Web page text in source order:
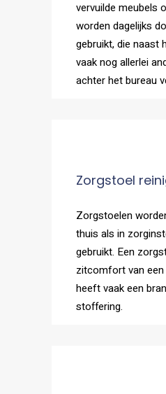
vervuilde meubels
worden dagelijks
gebruikt, die naast
vaak nog allerlei
achter het bureau
Zorgstoel
Zorgstoelen
thuis als in
gebruikt. Een
zitcomfort van
heeft vaak een
stoffering.